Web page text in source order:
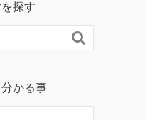
探す

かる事